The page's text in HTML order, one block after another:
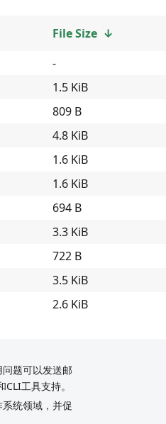
File Size ↓
-
1.5 KiB
809 B
4.8 KiB
1.6 KiB
1.6 KiB
694 B
3.3 KiB
722 B
3.5 KiB
2.6 KiB
题可以发送邮
工具支持。
统领域，并促